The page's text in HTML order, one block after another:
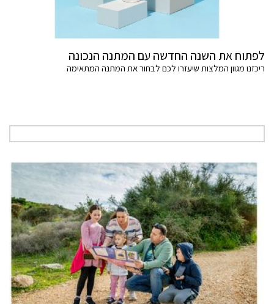
לפתוח את השנה החדשה עם המתנה הנכונה
ריכזנו מגוון המלצות שיעזרו לכם לבחור את המתנה המתאימה